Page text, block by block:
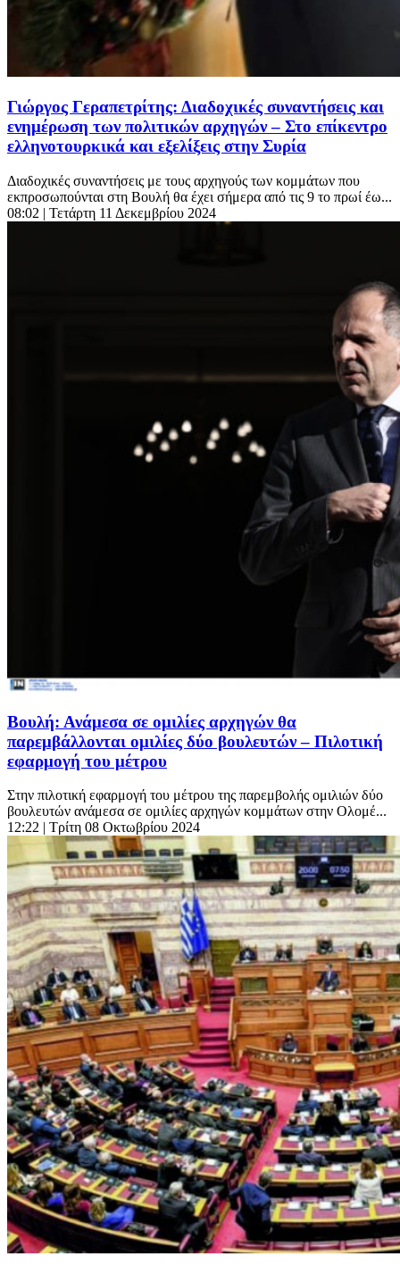
Γιώργος Γεραπετρίτης: Διαδοχικές συναντήσεις και
ενημέρωση των πολιτικών αρχηγών – Στο επίκεντρο
ελληνοτουρκικά και εξελίξεις στην Συρία
Διαδοχικές συναντήσεις με τους αρχηγούς των κομμάτων που
εκπροσωπούνται στη Βουλή θα έχει σήμερα από τις 9 το πρωί έω...
08:02 | Τετάρτη 11 Δεκεμβρίου 2024
Βουλή: Ανάμεσα σε ομιλίες αρχηγών θα
παρεμβάλλονται ομιλίες δύο βουλευτών – Πιλοτική
εφαρμογή του μέτρου
Στην πιλοτική εφαρμογή του μέτρου της παρεμβολής ομιλιών δύο
βουλευτών ανάμεσα σε ομιλίες αρχηγών κομμάτων στην Ολομέ...
12:22 | Τρίτη 08 Οκτωβρίου 2024